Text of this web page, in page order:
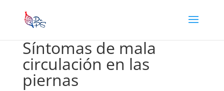
Síntomas de mala
circulación en las
piernas